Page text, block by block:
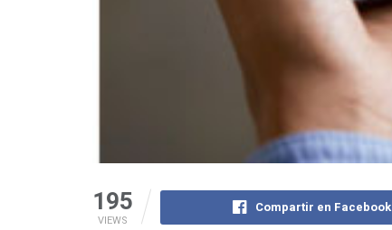
195
VIEWS
Compartir en Facebook